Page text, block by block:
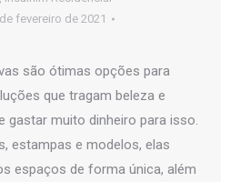
fevereiro de 2021
são ótimas opções para
que tragam beleza e
gastar muito dinheiro para isso.
estampas e modelos, elas
espaços de forma única, além